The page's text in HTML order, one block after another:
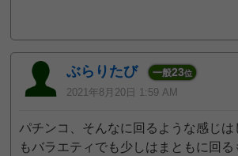
ぶらりたび 一般23位
2021年8月20日 1:59 AM
パチンコ、そんなに回るような感じ
もバラエティでも少しはまともに回る